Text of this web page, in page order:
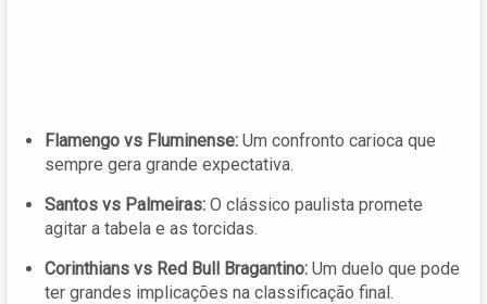
Flamengo vs Fluminense: Um confronto carioca que
sempre gera grande expectativa.
Santos vs Palmeiras: O clássico paulista promete
agitar a tabela e as torcidas.
Corinthians vs Red Bull Bragantino: Um duelo que pode
ter grandes implicações na classificação final.